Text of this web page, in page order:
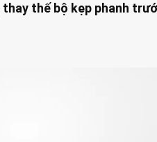
thế bộ kẹp phanh